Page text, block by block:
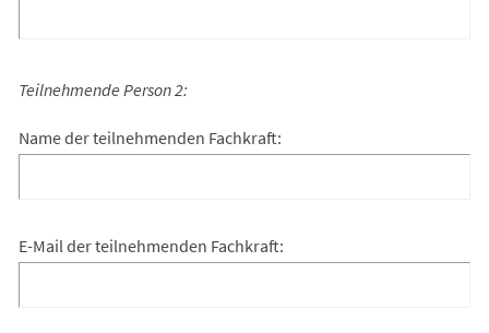
Teilnehmende Person 2:
Name der teilnehmenden Fachkraft:
E-Mail der teilnehmenden Fachkraft: